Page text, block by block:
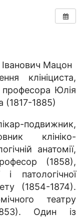
клініциста,
Юлія
(1817-1885)
подвижник,
клініко-
анатомії,
(1858),
патологічної
(1854-1874).
театру
Один із